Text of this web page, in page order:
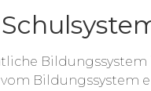
Bildungssystem